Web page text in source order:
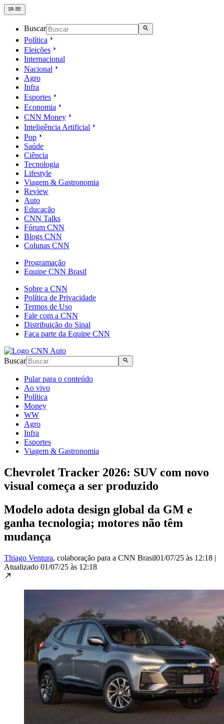
Buscar
Política
Eleições
Internacional
Nacional
Agro
Infra
Esportes
Economia
CNN Money
Inteligência Artificial
Pop
Saúde
Ciência
Tecnologia
Lifestyle
Viagem & Gastronomia
Review
Auto
Educação
CNN Talks
Fórum CNN
Blogs CNN
Colunas CNN
Programação
Equipe CNN Brasil
Sobre a CNN
Política de Privacidade
Termos de Uso
Fale com a CNN
Distribuição do Sinal
Faça parte da Equipe CNN
Buscar
Pular para o conteúdo
Ao vivo
Política
Money
WW
Agro
Infra
Esportes
Viagem & Gastronomia
Chevrolet Tracker 2026: SUV com novo
visual começa a ser produzido
Modelo adota design global da GM e
ganha tecnologia; motores não têm
mudança
Thiago Ventura, colaboração para a CNN Brasil01/07/25 às 12:18 |
Atualizado 01/07/25 às 12:18